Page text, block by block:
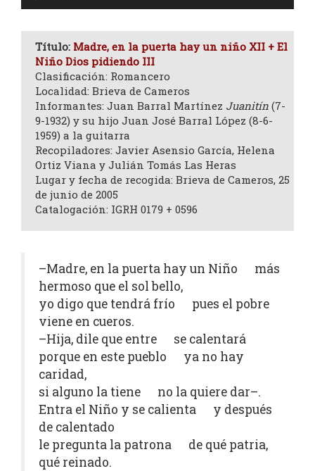
Título: Madre, en la puerta hay un niño XII + El
Niño Dios pidiendo III
Clasificación: Romancero
Localidad: Brieva de Cameros
Informantes: Juan Barral Martínez Juanitín (7-
9-1932) y su hijo Juan José Barral López (8-6-
1959) a la guitarra
Recopiladores: Javier Asensio García, Helena
Ortiz Viana y Julián Tomás Las Heras
Lugar y fecha de recogida: Brieva de Cameros, 25
de junio de 2005
Catalogación: IGRH 0179 + 0596
–Madre, en la puerta hay un Niño más
hermoso que el sol bello,
yo digo que tendrá frío pues el pobre
viene en cueros.
–Hija, dile que entre se calentará
porque en este pueblo ya no hay
caridad,
si alguno la tiene no la quiere dar–.
Entra el Niño y se calienta y después
de calentado
le pregunta la patrona de qué patria,
qué reinado.